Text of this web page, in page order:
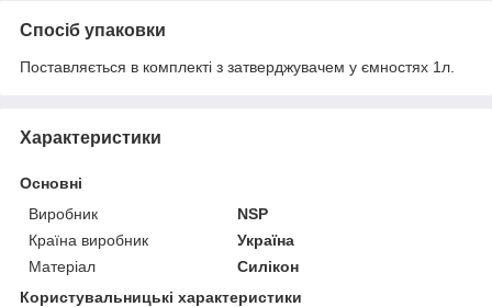
Спосіб упаковки
Поставляється в комплекті з затверджувачем у ємностях 1л.
Характеристики
Основні
Виробник
NSP
Країна виробник
Україна
Матеріал
Силікон
Користувальницькі характеристики